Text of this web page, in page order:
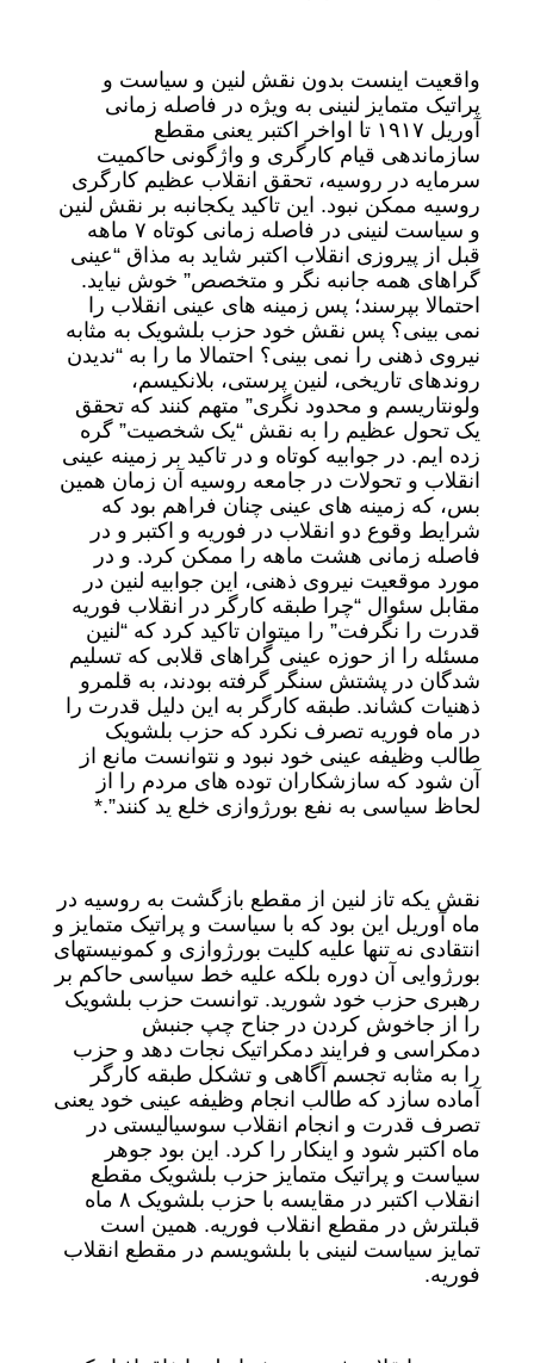
واقعیت اینست بدون نقش لنین و سیاست و
پراتیک متمایز لنینی به ویژه در فاصله زمانی
آوریل ١٩١٧ تا اواخر اکتبر یعنی مقطع
سازماندهی قیام کارگری و واژگونی حاکمیت
سرمایه در روسیه، تحقق انقلاب عظیم کارگری
روسیه ممکن نبود. این تاکید یکجانبه بر نقش لنین
و سیاست لنینی در فاصله زمانی کوتاه ٧ ماهه
قبل از پیروزی انقلاب اکتبر شاید به مذاق “عینی
گراهای همه جانبه نگر و متخصص” خوش نیاید.
احتمالا بپرسند؛ پس زمینه های عینی انقلاب را
نمی بینی؟ پس نقش خود حزب بلشویک به مثابه
نیروی ذهنی را نمی بینی؟ احتمالا ما را به “ندیدن
روندهای تاریخی، لنین پرستی، بلانکیسم،
ولونتاریسم و محدود نگری” متهم کنند که تحقق
یک تحول عظیم را به نقش “یک شخصیت” گره
زده ایم. در جوابیه کوتاه و در تاکید بر زمینه عینی
انقلاب و تحولات در جامعه روسیه آن زمان همین
بس، که زمینه های عینی چنان فراهم بود که
شرایط وقوع دو انقلاب در فوریه و اکتبر و در
فاصله زمانی هشت ماهه را ممکن کرد. و در
مورد موقعیت نیروی ذهنی، این جوابیه لنین در
مقابل سئوال “چرا طبقه کارگر در انقلاب فوریه
قدرت را نگرفت” را میتوان تاکید کرد که “لنین
مسئله را از حوزه عینی گراهای قلابی که تسلیم
شدگان در پشتش سنگر گرفته بودند، به قلمرو
ذهنیات کشاند. طبقه کارگر به این دلیل قدرت را
در ماه فوریه تصرف نکرد که حزب بلشویک
طالب وظیفه عینی خود نبود و نتوانست مانع از
آن شود که سازشکاران توده های مردم را از
لحاظ سیاسی به نفع بورژوازی خلع ید کنند”.*
نقش یکه تاز لنین از مقطع بازگشت به روسیه در
ماه آوریل این بود که با سیاست و پراتیک متمایز و
انتقادی نه تنها علیه کلیت بورژوازی و کمونیستهای
بورژوایی آن دوره بلکه علیه خط سیاسی حاکم بر
رهبری حزب خود شورید. توانست حزب بلشویک
را از جاخوش کردن در جناح چپ جنبش
دمکراسی و فرایند دمکراتیک نجات دهد و حزب
را به مثابه تجسم آگاهی و تشکل طبقه کارگر
آماده سازد که طالب انجام وظیفه عینی خود یعنی
تصرف قدرت و انجام انقلاب سوسیالیستی در
ماه اکتبر شود و اینکار را کرد. این بود جوهر
سیاست و پراتیک متمایز حزب بلشویک مقطع
انقلاب اکتبر در مقایسه با حزب بلشویک ٨ ماه
قبلترش در مقطع انقلاب فوریه. همین است
تمایز سیاست لنینی با بلشویسم در مقطع انقلاب
فوریه.